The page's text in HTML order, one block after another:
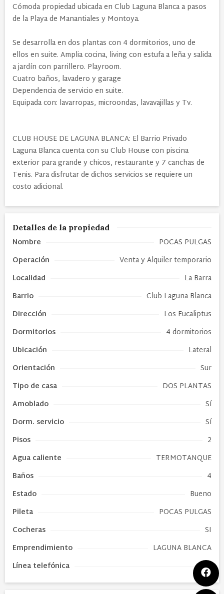
Cómoda propiedad ubicada en Club Laguna Blanca a pasos
de la Playa de Manantiales y Montoya.
Se desarrolla en dos plantas con 4 dormitorios, uno de
ellos en suite. Amplia cocina, living con estufa a leña y salida
a jardín con parrillero. Playroom.
Cuatro baños, lavadero y garage
Dependencia de servicio en suite.
Equipada con: lavarropas, microondas, lavavajillas y Tv.
CLUB HOUSE DE LAGUNA BLANCA: El Barrio Privado
Laguna Blanca cuenta con su Club House con piscina
exterior para grande y chicos, restaurante y 7 canchas de
Tenis. Para disfrutar de dichos servicios se requiere un
costo adicional.
Detalles de la propiedad
Nombre
POCAS PULGAS
Operación
Venta y Alquiler temporario
Localidad
La Barra
Barrio
Club Laguna Blanca
Dirección
Los Eucaliptus
Dormitorios
4 dormitorios
Ubicación
Lateral
Orientación
Sur
Tipo de casa
DOS PLANTAS
Amoblado
Sí
Dorm. servicio
Sí
Pisos
2
Agua caliente
TERMOTANQUE
Baños
4
Estado
Bueno
Pileta
POCAS PULGAS
Cocheras
SI
Emprendimiento
LAGUNA BLANCA
Línea telefónica
Sí